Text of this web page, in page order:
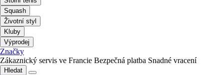
Squash
Životní styl
Kluby
Výprodej
Značky
Zákaznický servis ve Francie Bezpečná platba Snadné vracení
Hledat